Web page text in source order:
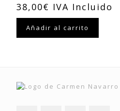
38,00€ IVA Incluido
Añadir al carrito